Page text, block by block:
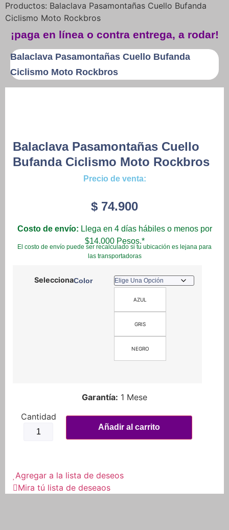
Productos: Balaclava Pasamontañas Cuello Bufanda
Ciclismo Moto Rockbros
¡paga en línea o contra entrega, a rodar!
Balaclava Pasamontañas Cuello Bufanda
Ciclismo Moto Rockbros
Balaclava Pasamontañas Cuello
Bufanda Ciclismo Moto Rockbros
Precio de venta:
$ 74.900
Costo de envío: Llega en 4 días hábiles o menos por
$14.000 Pesos.*
El costo de envío puede ser recalculado si tu ubicación es lejana para
las transportadoras
Color
AZUL
GRIS
NEGRO
Garantía: 1 Mese
Balaclava
Pasamontañas
Bufanda
cantidad
Añadir al carrito
Agregar a la lista de deseos
Mira tú lista de deseaos